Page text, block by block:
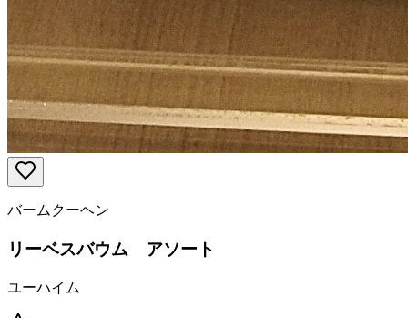
バームクーヘン
リーベスバウム アソート
ユーハイム